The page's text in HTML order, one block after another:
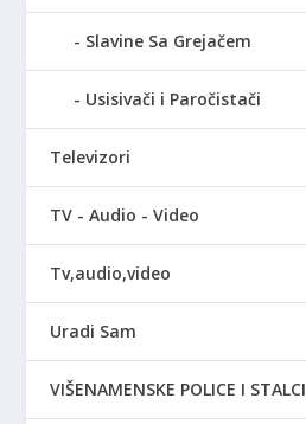
Slavine Sa Grejačem
Usisivači i Paročistači
Televizori
TV - Audio - Video
Tv,audio,video
Uradi Sam
VIŠENAMENSKE POLICE I STALCI